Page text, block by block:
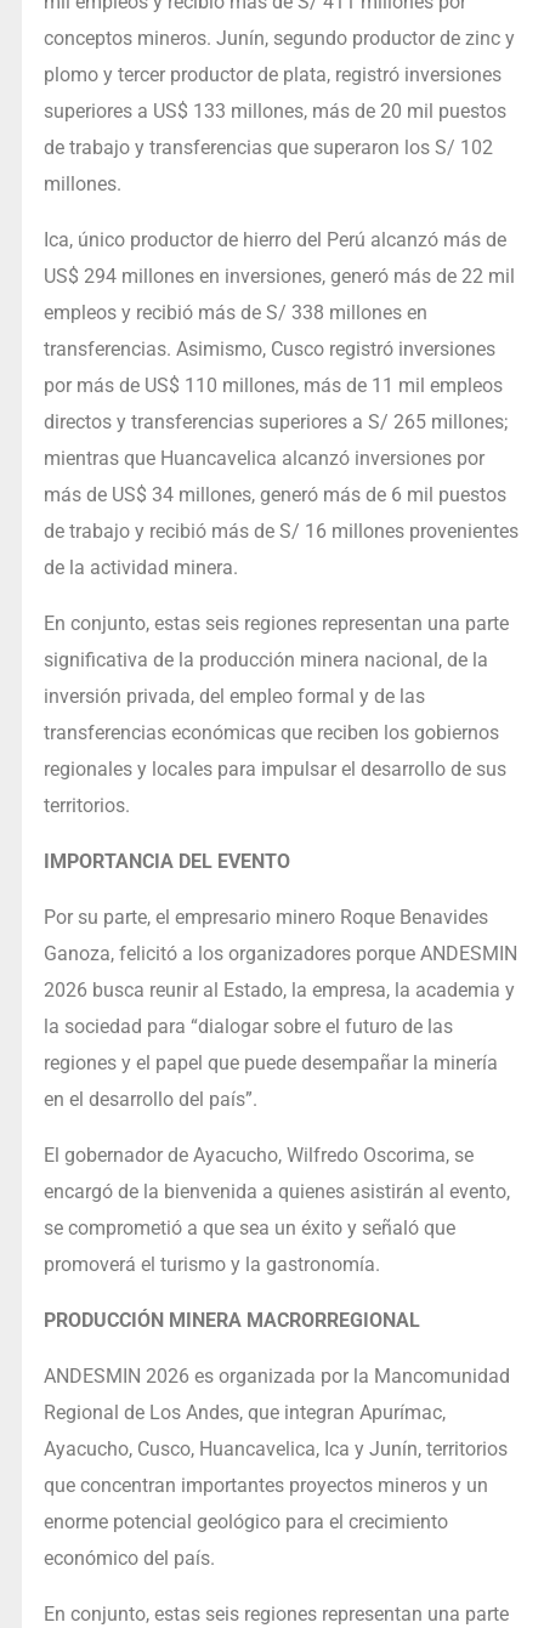
conceptos mineros. Junín, segundo productor de zinc y
plomo y tercer productor de plata, registró inversiones
superiores a US$ 133 millones, más de 20 mil puestos
de trabajo y transferencias que superaron los S/ 102
millones.
Ica, único productor de hierro del Perú alcanzó más de
US$ 294 millones en inversiones, generó más de 22 mil
empleos y recibió más de S/ 338 millones en
transferencias. Asimismo, Cusco registró inversiones
por más de US$ 110 millones, más de 11 mil empleos
directos y transferencias superiores a S/ 265 millones;
mientras que Huancavelica alcanzó inversiones por
más de US$ 34 millones, generó más de 6 mil puestos
de trabajo y recibió más de S/ 16 millones provenientes
de la actividad minera.
En conjunto, estas seis regiones representan una parte
significativa de la producción minera nacional, de la
inversión privada, del empleo formal y de las
transferencias económicas que reciben los gobiernos
regionales y locales para impulsar el desarrollo de sus
territorios.
IMPORTANCIA DEL EVENTO
Por su parte, el empresario minero Roque Benavides
Ganoza, felicitó a los organizadores porque ANDESMIN
2026 busca reunir al Estado, la empresa, la academia y
la sociedad para “dialogar sobre el futuro de las
regiones y el papel que puede desempañar la minería
en el desarrollo del país”.
El gobernador de Ayacucho, Wilfredo Oscorima, se
encargó de la bienvenida a quienes asistirán al evento,
se comprometió a que sea un éxito y señaló que
promoverá el turismo y la gastronomía.
PRODUCCIÓN MINERA MACRORREGIONAL
ANDESMIN 2026 es organizada por la Mancomunidad
Regional de Los Andes, que integran Apurímac,
Ayacucho, Cusco, Huancavelica, Ica y Junín, territorios
que concentran importantes proyectos mineros y un
enorme potencial geológico para el crecimiento
económico del país.
En conjunto, estas seis regiones representan una parte